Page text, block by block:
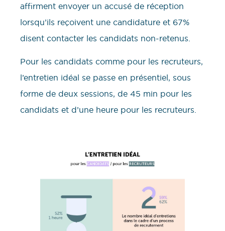
affirment envoyer un accusé de réception
lorsqu’ils reçoivent une candidature et 67%
disent contacter les candidats non-retenus.
Pour les candidats comme pour les recruteurs,
l’entretien idéal se passe en présentiel, sous
forme de deux sessions, de 45 min pour les
candidats et d’une heure pour les recruteurs.